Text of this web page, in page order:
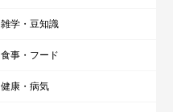
雑学・豆知識
食事・フード
健康・病気